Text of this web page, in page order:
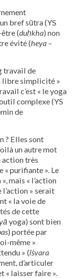
bref sūtra (YS
(duḥkha) non
évité (heya –
travail de
libre simplicité »
c’est « le yoga
complexe (YS
de
? Elles sont
un autre mot
action très
« purifiante ». Le
mais « l’action
l’action » serait
« la voie de
de cette
yoga) sont bien
) portée par
même »
» (īśvara
d’articuler
« laisser faire ».